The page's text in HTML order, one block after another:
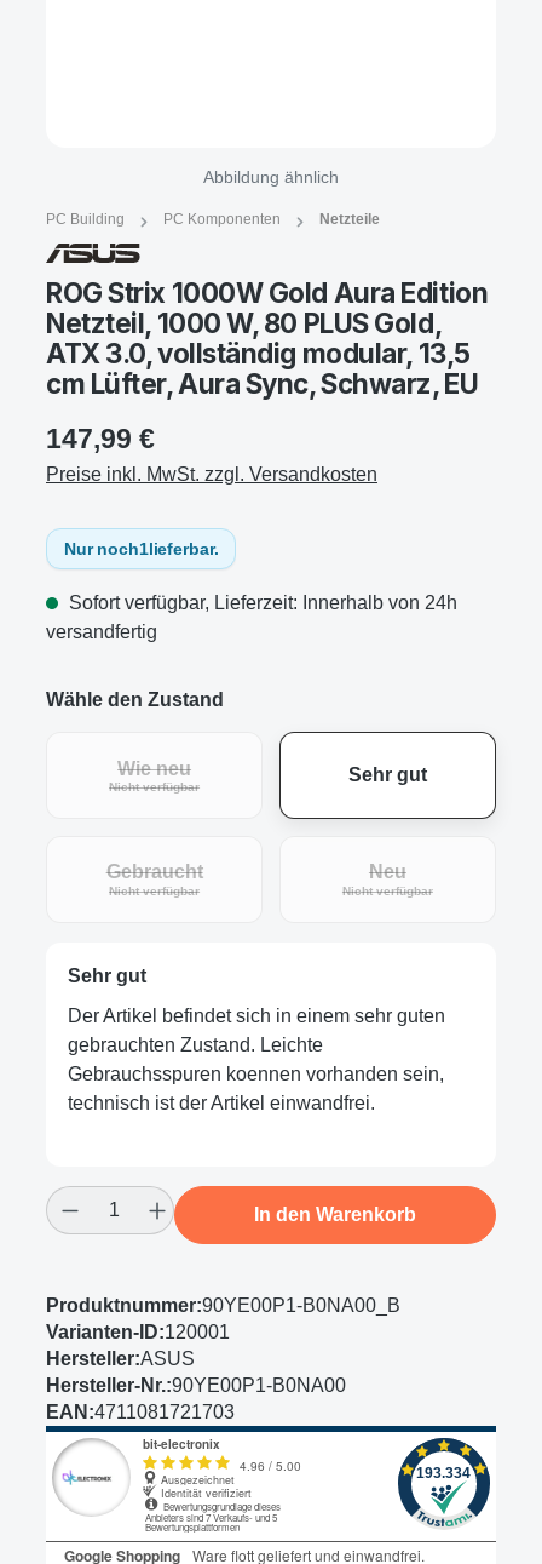
Abbildung ähnlich
PC Building PC Komponenten Netzteile
ROG Strix 1000W Gold Aura Edition
Netzteil, 1000 W, 80 PLUS Gold,
ATX 3.0, vollständig modular, 13,5
cm Lüfter, Aura Sync, Schwarz, EU
147,99 €
Preise inkl. MwSt. zzgl. Versandkosten
Nur noch1lieferbar.
Sofort verfügbar, Lieferzeit: Innerhalb von 24h
versandfertig
Wähle den Zustand
Wie neu
Nicht verfügbar(Diese Option ist zurzeit nicht verfügbar.)
Sehr gut
Gebraucht
Nicht verfügbar(Diese Option ist zurzeit nicht verfügbar.)
Neu
Nicht verfügbar(Diese Option ist
Sehr gut
Der Artikel befindet sich in einem sehr guten
gebrauchten Zustand. Leichte
Gebrauchsspuren koennen vorhanden sein,
technisch ist der Artikel einwandfrei.
Produkt Anzahl: Gib den gewünschten
In den Warenkorb
Produktnummer:90YE00P1-B0NA00_B
Varianten-ID:120001
Hersteller:ASUS
Hersteller-Nr.:90YE00P1-B0NA00
EAN:4711081721703